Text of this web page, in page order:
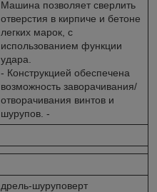
Машина позволяет сверлить
отверстия в кирпиче и бетоне
легких марок, с
использованием функции
удара.
- Конструкцией обеспечена
возможность заворачивания/
отворачивания винтов и
шурупов. -
дрель-шуруповерт